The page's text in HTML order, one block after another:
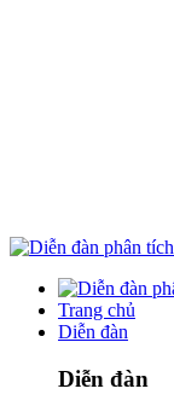
Trang chủ
Diễn đàn
Diễn đàn